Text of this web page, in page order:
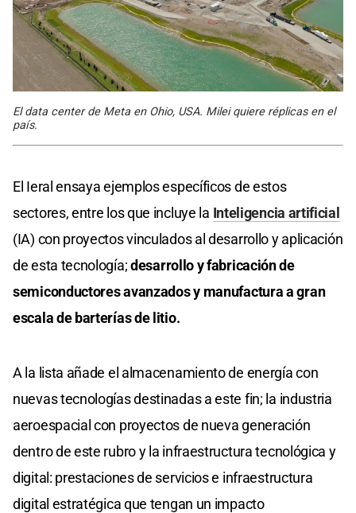
El data center de Meta en Ohio, USA. Milei quiere réplicas en el
país.
El Ieral ensaya ejemplos específicos de estos
sectores, entre los que incluye la Inteligencia artificial
(IA) con proyectos vinculados al desarrollo y aplicación
de esta tecnología;desarrollo y fabricación de
semiconductores avanzados y manufactura a gran
escala de barterías de litio.
A la lista añade el almacenamiento de energía con
nuevas tecnologías destinadas a este fin; la industria
aeroespacial con proyectos de nueva generación
dentro de este rubro y la infraestructura tecnológica y
digital: prestaciones de servicios e infraestructura
digital estratégica que tengan un impacto